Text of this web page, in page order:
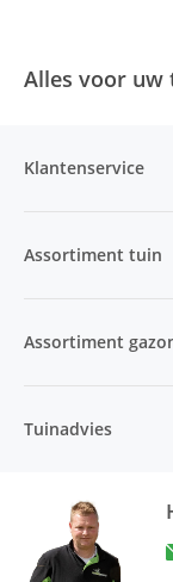
Alles voor uw
Klantenservice
Assortiment tuin
Assortiment
Tuinadvies